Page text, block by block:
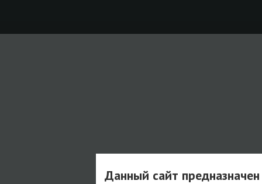
Данный сайт